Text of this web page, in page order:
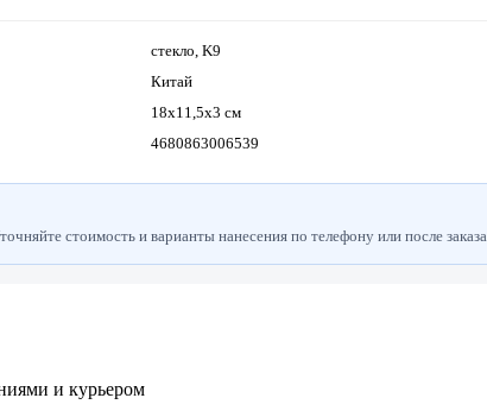
стекло, K9
Китай
18х11,5х3 см
4680863006539
стоимость и варианты нанесения по телефону или после заказа.
и курьером